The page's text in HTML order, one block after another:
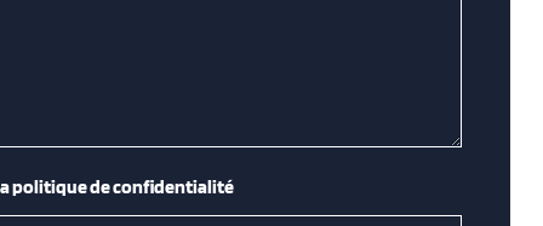
politique de confidentialité